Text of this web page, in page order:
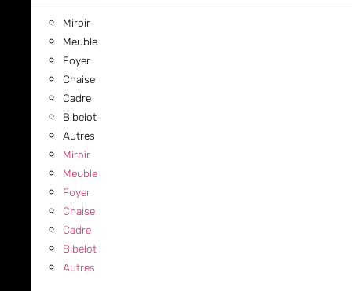
Miroir
Meuble
Foyer
Chaise
Cadre
Bibelot
Autres
Miroir
Meuble
Foyer
Chaise
Cadre
Bibelot
Autres